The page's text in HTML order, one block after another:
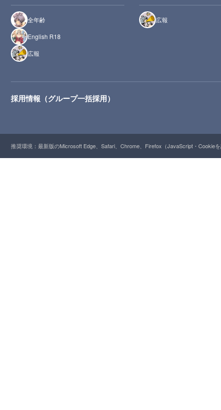
全年齢
English R18
広報
広報
採用情報（グループ一括採用）
推奨環境：最新版のMicrosoft Edge、Safari、Chrome、Firefox（JavaScript・Cookie